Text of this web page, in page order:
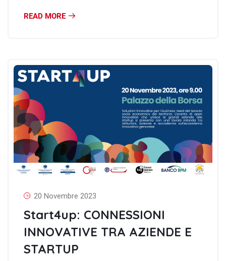
READ MORE
20 Novembre 2023
Start4up: CONNESSIONI
INNOVATIVE TRA AZIENDE E
STARTUP